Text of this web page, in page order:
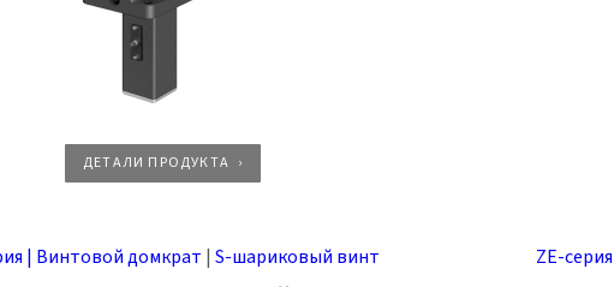
ДЕТАЛИ ПРОДУКТА
| Винтовой домкрат |S-шариковый винт ZE-